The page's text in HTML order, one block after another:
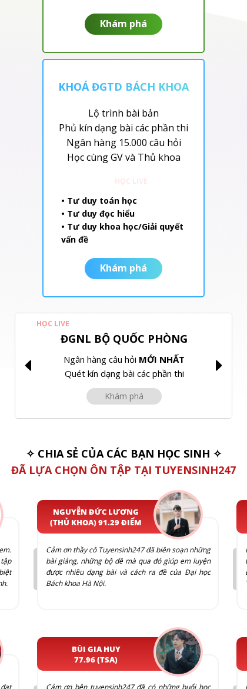
KHOÁ ĐGTD BÁCH KHOA
Lộ trình bài bản
Phủ kín dạng bài các phần thi
Ngân hàng 15.000 câu hỏi
Học cùng GV và Thủ khoa
• Tư duy toán học
• Tư duy đọc hiểu
• Tư duy khoa học/Giải quyết
vấn đề
Khám phá
HỌC LIVE
Khám phá
ĐGNL BỘ QUỐC PHÒNG
Ngân hàng câu hỏi MỚI NHẤT
Quét kín dạng bài các phần thi
Khám phá
HỌC LIVE
NGUYỄN ĐỨC LƯƠNG
(THỦ KHOA) 91.29 ĐIỂM
Cảm ơn thầy cô Tuyensinh247 đã biên soạn những
bài giảng, những bộ đề mà qua đó giúp em luyện
được nhiều dạng bài và cách ra đề của Đại học
Bách khoa Hà Nội.
Em cảm
thức
Địa,
BÙI GIA HUY
77.96 (TSA)
Cảm ơn bên tuyensinh247 đã có những buổi học Khoá
✧ CHIA SẺ CỦA CÁC BẠN HỌC SINH ✧
ĐÃ LỰA CHỌN ÔN TẬP TẠI TUYENSINH247